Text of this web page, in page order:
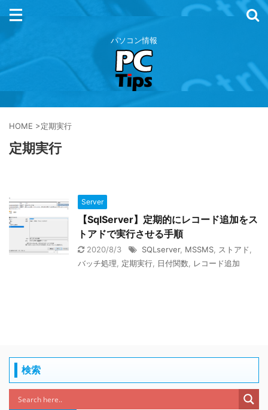
パソコン情報
HOME >定期実行
定期実行
Server
【SqlServer】定期的にレコード追加をス
トアドで実行させる手順
2020/8/3 SQLserver, MSSMS ストアド
バッチ処理
定期実行 日付関数 レコード追加
検索